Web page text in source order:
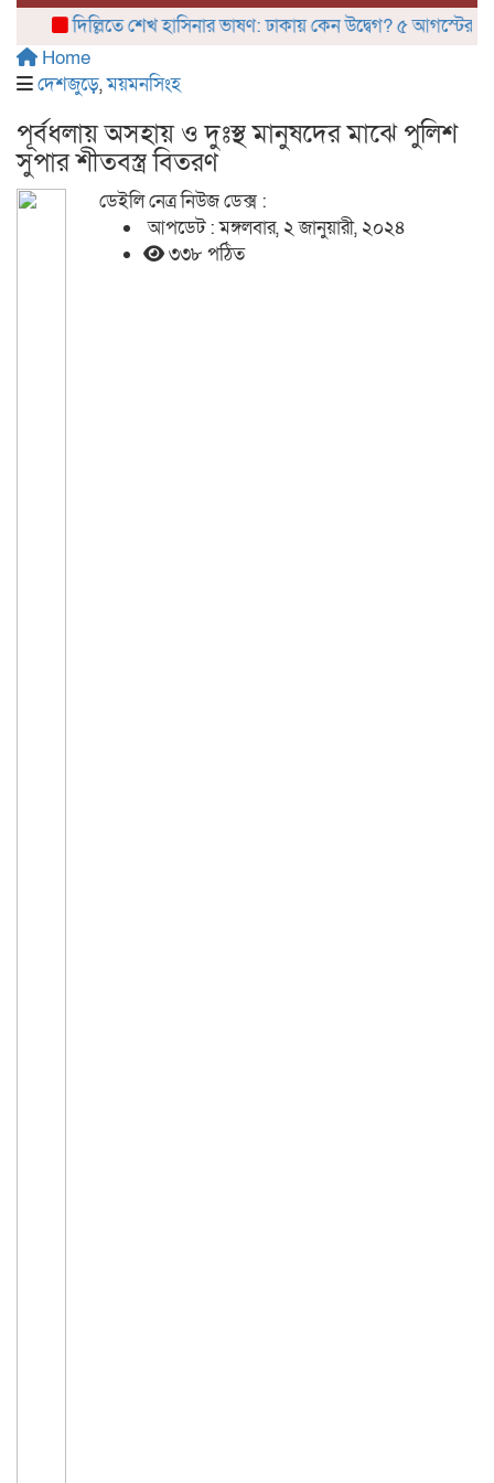
দিল্লিতে শেখ হাসিনার ভাষণ: ঢাকায় কেন উদ্বেগ? ৫ আগস্টের
Home
দেশজুড়ে,ময়মনসিংহ
পূর্বধলায় অসহায় ও দুঃস্থ মানুষদের মাঝে পুলিশ
সুপার শীতবস্ত্র বিতরণ
ডেইলি নেত্র নিউজ ডেক্স :
আপডেট : মঙ্গলবার, ২ জানুয়ারী, ২০২৪
৩৩৮ পঠিত